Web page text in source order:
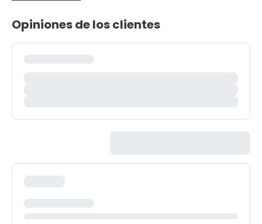
Opiniones de los clientes